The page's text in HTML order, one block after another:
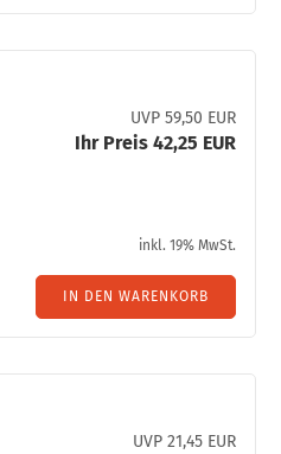
UVP 59,50 EUR
Ihr Preis 42,25 EUR
inkl. 19% MwSt.
IN DEN WARENKORB
UVP 21,45 EUR